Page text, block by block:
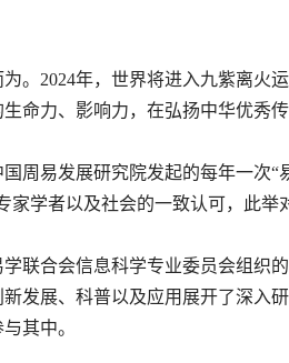
为。2024年，世界将进入九紫离火
命力、影响力，在弘扬中华优秀
国周易发展研究院发起的每年一次
家学者以及社会的一致认可，此
学联合会信息科学专业委员会组织
发展、科普以及应用展开了深入
其中。